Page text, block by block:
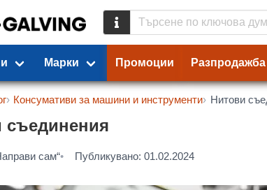
Марки Промоции Разпродажба
Консумативи за машини и инструменти Нитови
съединения
сам“ Публикувано: 01.02.2024